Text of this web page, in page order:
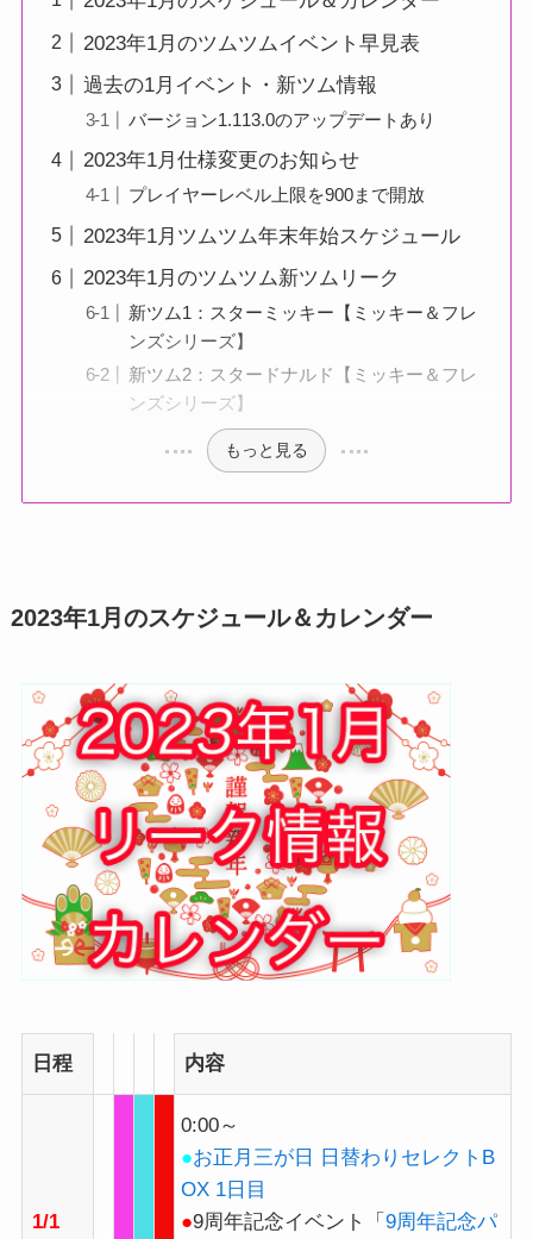
2023年1月のツムツムイベント早見表
過去の1月イベント・新ツム情報
バージョン1.113.0のアップデートあり
2023年1月仕様変更のお知らせ
プレイヤーレベル上限を900まで開放
2023年1月ツムツム年末年始スケジュール
2023年1月のツムツム新ツムリーク
新ツム1：スターミッキー【ミッキー＆フレ
ンズシリーズ】
新ツム2：スタードナルド【ミッキー＆フレ
ンズシリーズ】
もっと見る
2023年1月のスケジュール＆カレンダー
日程 内容
1/1
0:00～
●お正月三が日 日替わりセレクトB
OX 1日目
●9周年記念イベント「 9周年記念パ